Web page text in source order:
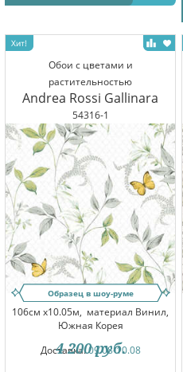
Обои с цветами и
растительностью
Andrea Rossi Gallinara
54316-1
Образец в шоу-руме
106см x10.05м, материал Винил,
Южная Корея
Доставка:09.08-10.08
4 200 руб.